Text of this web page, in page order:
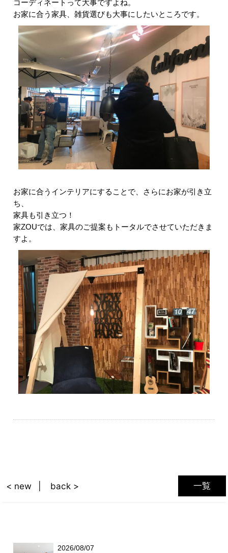
コーディネートって大事ですよね。
お家に合う家具、雑貨選びも大事にしたいところです。
お家に合うインテリアにすることで、さらにお家が引き立
ち、
家具も引き立つ！
家ZOUでは、家具のご提案もトータルでさせていただきま
すよ。
一覧
< new back >
2026/08/07